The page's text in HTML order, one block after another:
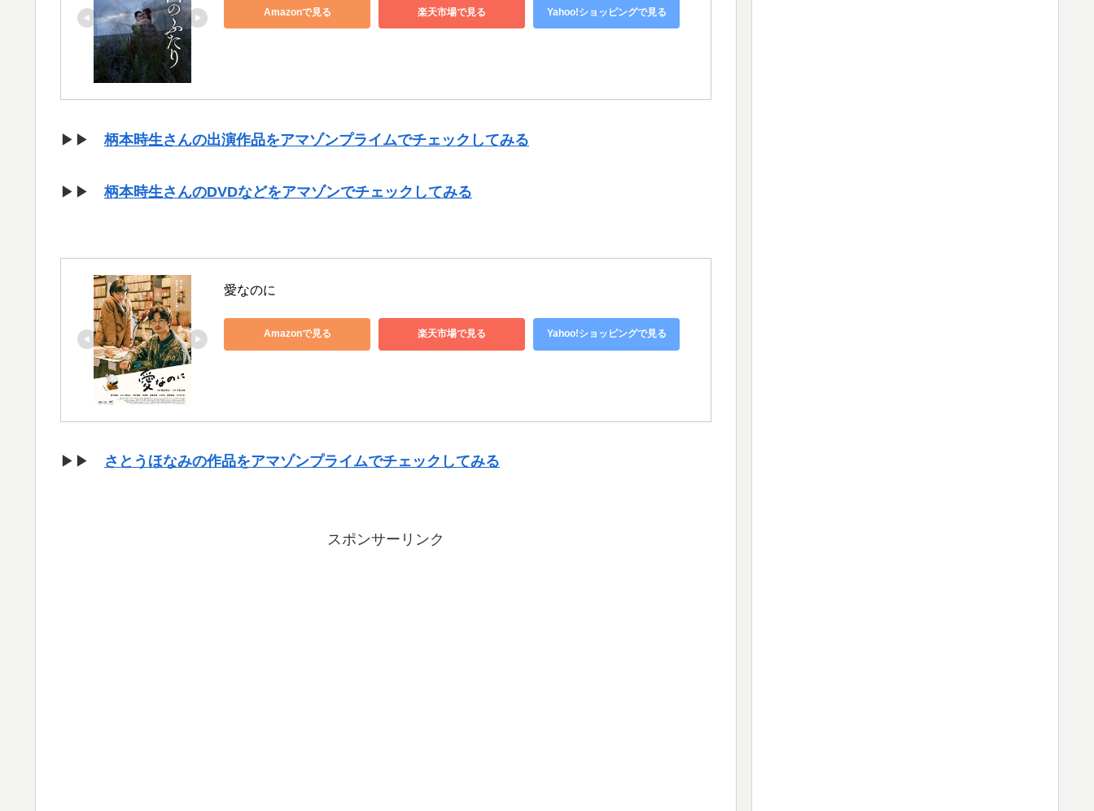
Amazonで見る 楽天市場で見る Yahoo!ショッピングで見る
▶▶柄本時生さんの出演作品をアマゾンプライムでチェックしてみる
▶▶柄本時生さんのDVDなどをアマゾンでチェックしてみる
愛なのに
Amazonで見る 楽天市場で見る Yahoo!ショッピングで見る
▶▶ さとうほなみの作品をアマゾンプライムでチェックしてみる
スポンサーリンク